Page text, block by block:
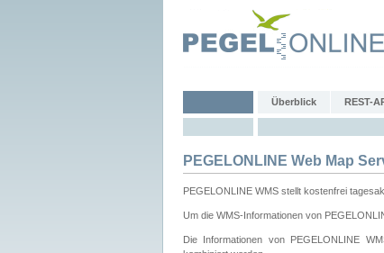
Überblick REST-
PEGELONLINE Web Map
PEGELONLINE WMS stellt kostenfrei
Um die WMS-Informationen von
Die Informationen von PEGELONLINE